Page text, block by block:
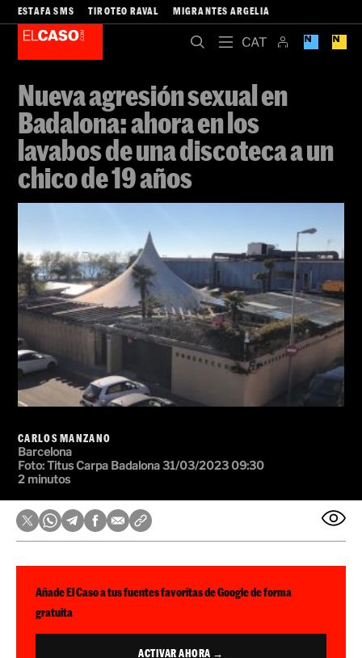
ESTAFA SMS TIROTEO RAVAL MIGRANTES ARGELIA
Nueva agresión sexual en
Badalona: ahora en los
lavabos de una discoteca a un
chico de 19 años
CARLOS MANZANO
Barcelona
Foto:Titus Carpa Badalona31/03/2023 09:30
2 minutos
Añade El Caso a tus fuentes favoritas de Google de forma
gratuita
ACTIVAR AHORA →